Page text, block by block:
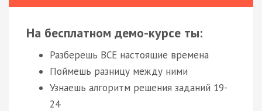
На бесплатном демо-курсе ты:
Разберешь ВСЕ настоящие времена
Поймешь разницу между ними
Узнаешь алгоритм решения заданий 19-
24